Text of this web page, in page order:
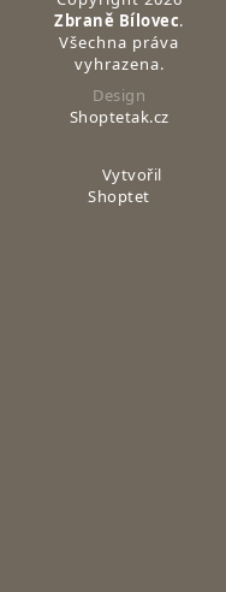
Zbraně Bílovec.
Všechna práva
vyhrazena.
Design
Shoptetak.cz
Vytvořil
Shoptet